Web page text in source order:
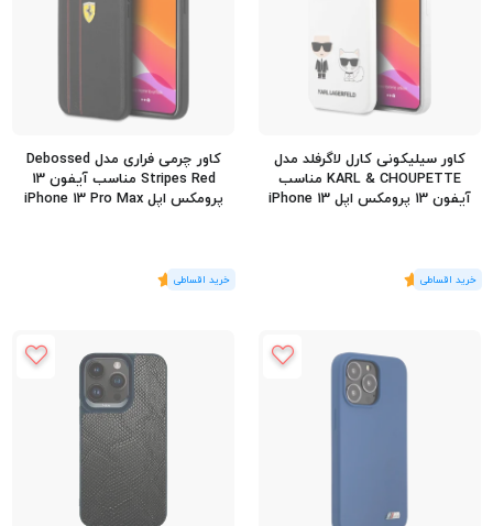
کاور سیلیکونی کارل لاگرفلد مدل
KARL & CHOUPETTE مناسب
آیفون 13 پرومکس اپل iPhone 13
(1رای)
5
کاور چرمی فراری مدل Debossed
Stripes Red مناسب آیفون 13
پرومکس اپل iPhone 13 Pro Max
(1رای)
5